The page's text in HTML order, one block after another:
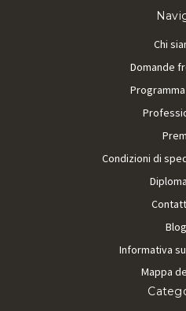
Chi
Domande
Condizioni di
Blog
Informativa
Mappa